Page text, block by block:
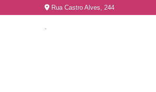
Rua Castro Alves, 244